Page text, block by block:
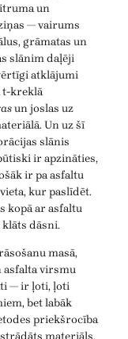
un
— vairums
grāmatas un
slānim daļēji
atklājumi
t-kreklā
un joslas uz
Un uz šī
slānis
ir apzināties,
ir pa asfaltu
kur paslīdēt.
kopā ar asfaltu
dāsni.
masā,
asfalta virsmu
— ir ļoti, ļoti
bet labāk
priekšrocība
materiāls,